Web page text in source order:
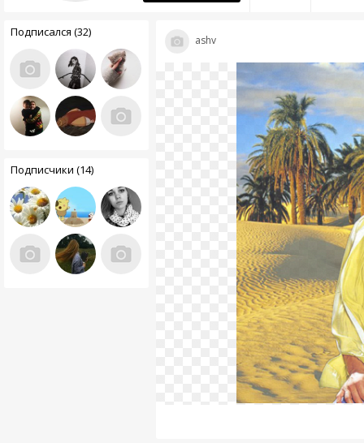
Подписался (32)
Подписчики (14)
ashv